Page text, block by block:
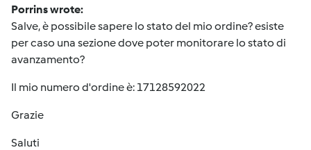
Porrins wrote:
Salve, è possibile sapere lo stato del mio ordine? esiste
per caso una sezione dove poter monitorare lo stato di
avanzamento?
Il mio numero d'ordine è: 17128592022
Grazie
Saluti